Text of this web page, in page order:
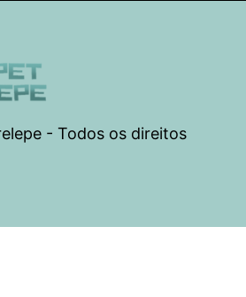
- Todos os direitos